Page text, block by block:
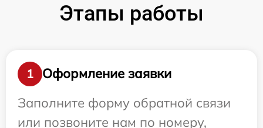
Этапы работы
1
Оформление заявки
Заполните форму обратной связи
или позвоните нам по номеру,